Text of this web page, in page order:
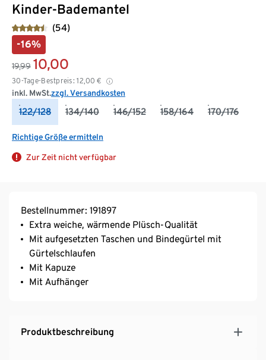
Kinder-Bademantel
(54)
-16%
19,99 10,00
30-Tage-Bestpreis: 12,00 €
inkl. MwSt.zzgl. Versandkosten
122/128 134/140 146/152 158/164 170/176
Richtige Größe ermitteln
Zur Zeit nicht verfügbar
Bestellnummer: 191897
Extra weiche, wärmende Plüsch-Qualität
Mit aufgesetzten Taschen und Bindegürtel mit
Gürtelschlaufen
Mit Kapuze
Mit Aufhänger
Produktbeschreibung